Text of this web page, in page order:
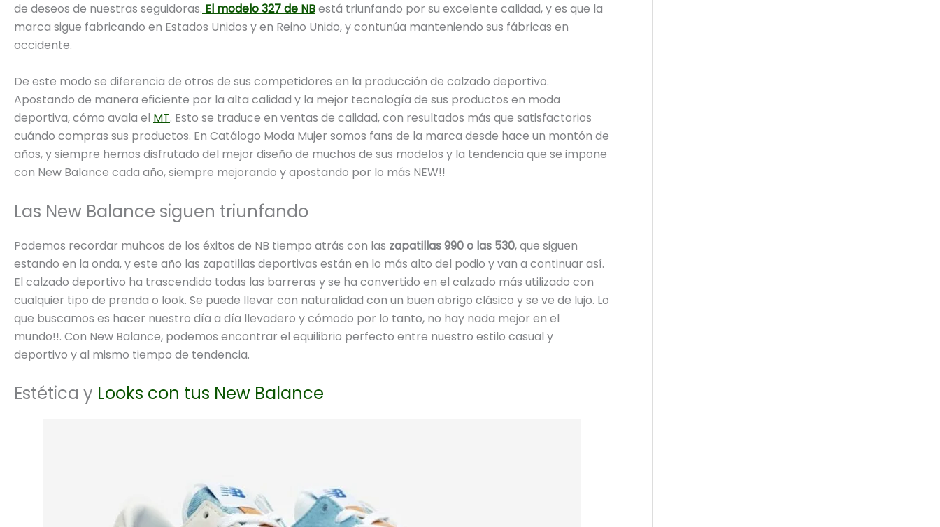
de deseos de nuestras seguidoras. El modelo 327 de NBestá triunfando por su excelente calidad, y es que la
marca sigue fabricando en Estados Unidos y en Reino Unido, y contunúa manteniendo sus fábricas en
occidente.
De este modo se diferencia de otros de sus competidores en la producción de calzado deportivo.
Apostando de manera eficiente por la alta calidad y la mejor tecnología de sus productos en moda
deportiva, cómo avala el MT. Esto se traduce en ventas de calidad, con resultados más que satisfactorios
cuándo compras sus productos. En Catálogo Moda Mujer somos fans de la marca desde hace un montón de
años, y siempre hemos disfrutado del mejor diseño de muchos de sus modelos y la tendencia que se impone
con New Balance cada año, siempre mejorando y apostando por lo más NEW!!
Las New Balance siguen triunfando
Podemos recordar muhcos de los éxitos de NB tiempo atrás con las zapatillas 990 o las 530, que siguen
estando en la onda, y este año las zapatillas deportivas están en lo más alto del podio y van a continuar así.
El calzado deportivo ha trascendido todas las barreras y se ha convertido en el calzado más utilizado con
cualquier tipo de prenda o look. Se puede llevar con naturalidad con un buen abrigo clásico y se ve de lujo. Lo
que buscamos es hacer nuestro día a día llevadero y cómodo por lo tanto, no hay nada mejor en el
mundo!!. Con New Balance, podemos encontrar el equilibrio perfecto entre nuestro estilo casual y
deportivo y al mismo tiempo de tendencia.
Estética y Looks con tus New Balance